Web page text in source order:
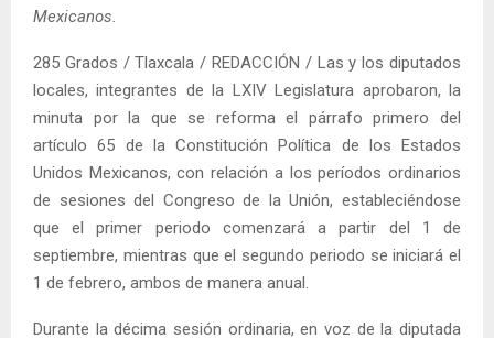
Mexicanos.
285 Grados / Tlaxcala / REDACCIÓN / Las y los diputados
locales, integrantes de la LXIV Legislatura aprobaron, la
minuta por la que se reforma el párrafo primero del
artículo 65 de la Constitución Política de los Estados
Unidos Mexicanos, con relación a los períodos ordinarios
de sesiones del Congreso de la Unión, estableciéndose
que el primer periodo comenzará a partir del 1 de
septiembre, mientras que el segundo periodo se iniciará el
1 de febrero, ambos de manera anual.
Durante la décima sesión ordinaria, en voz de la diputada